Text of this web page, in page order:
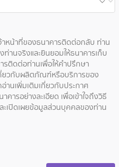
าหน้าที่ของธนาคารติดต่อกลับ ท่าน
านจริงและยินยอมให้ธนาคารเก็บ
รติดต่อท่านเพื่อให้คำปรึกษา
กี่ยวกับผลิตภัณฑ์หรือบริการของ
านเพิ่มเติมเกี่ยวกับประกาศ
ารอย่างละเอียด เพื่อเข้าใจถึงวิธี
ะเปิดเผยข้อมูลส่วนบุคคลของท่าน